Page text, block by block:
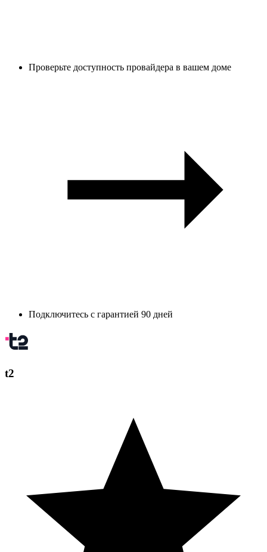
Проверьте доступность провайдера в вашем доме
Подключитесь с гарантией 90 дней
t2